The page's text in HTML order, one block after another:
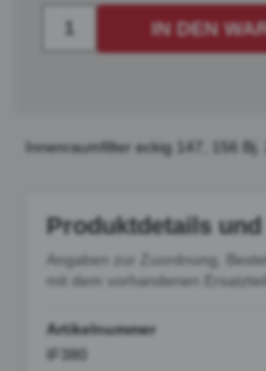
IN DEN
Innenraumfilter eckig 147, 156 Bj.
Produktdetails
Angaben zur Zuordnung,
mit dem vorhandenen Ersatzteil.
Artikelnummer
IF380